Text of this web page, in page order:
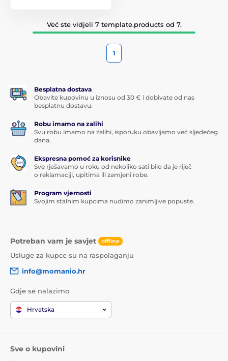
Već ste vidjeli 7 template.products od 7.
1
Besplatna dostava
Obavite kupovinu u iznosu od 30 € i dobivate od nas
besplatnu dostavu.
Robu imamo na zalihi
Svu robu imamo na zalihi, isporuku obavljamo već sljedećeg
dana.
Ekspresna pomoć za korisnike
Sve rješavamo u roku od nekoliko sati bilo da je riječ
o reklamaciji, upitima ili zamjeni robe.
Program vjernosti
Svojim stalnim kupcima nudimo zanimljive popuste.
Potreban vam je savjet offline
Usluge za kupce su na raspolaganju
info@momanio.hr
Gdje se nalazimo
Hrvatska
Sve o kupovini